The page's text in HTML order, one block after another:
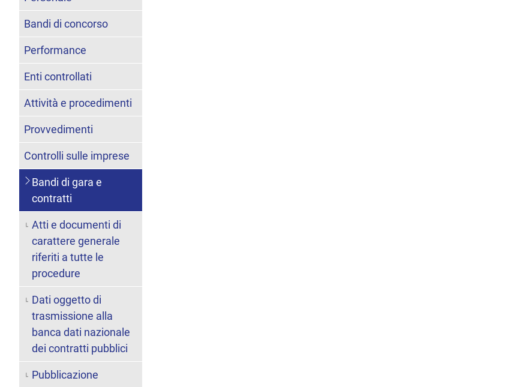
Bandi di concorso
Performance
Enti controllati
Attività e procedimenti
Provvedimenti
Controlli sulle imprese
Bandi di gara e
contratti
Atti e documenti di
carattere generale
riferiti a tutte le
procedure
Dati oggetto di
trasmissione alla
banca dati nazionale
dei contratti pubblici
Pubblicazione